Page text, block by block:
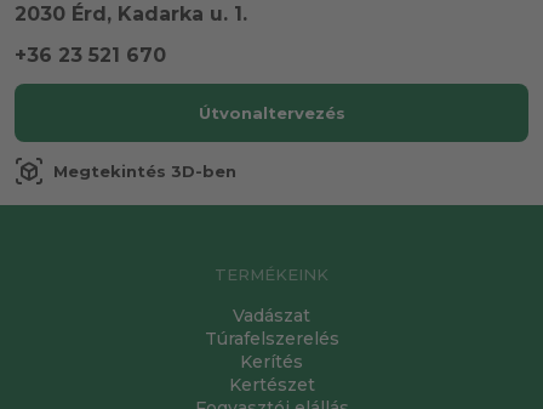
2030 Érd, Kadarka u. 1.
+36 23 521 670
Útvonaltervezés
view_in_ar Megtekintés 3D-ben
TERMÉKEINK
Vadászat
Túrafelszerelés
Kerítés
Kertészet